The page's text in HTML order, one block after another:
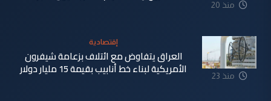
منذ 20
منذ 23
إقتصادية
العراق يتفاوض مع ائتلاف بزعامة شيفرون
الأمريكية لبناء خط أنابيب بقيمة 15 مليار دولار